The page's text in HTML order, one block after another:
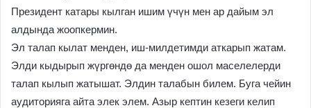
Президент катары кылган ишим үчүн мен ар дайым эл
алдында жоопкермин.
Эл талап кылат менден, иш-милдетимди аткарып жатам.
Элди кыдырып жүргөндө да менден ошол маселелерди
талап кылып жатышат. Элдин талабын билем. Буга чейин
аудиторияга айта элек элем. Азыр кептин кезеги келип